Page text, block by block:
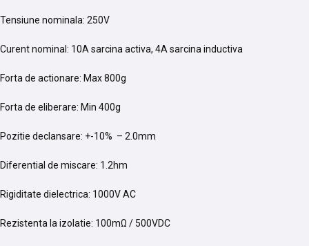
Tensiune nominala: 250V
Curent nominal: 10A sarcina activa, 4A sarcina inductiva
Forta de actionare: Max 800g
Forta de eliberare: Min 400g
Pozitie declansare: +-10% – 2.0mm
Diferential de miscare: 1.2hm
Rigiditate dielectrica: 1000V AC
Rezistenta la izolatie: 100mΩ / 500VDC